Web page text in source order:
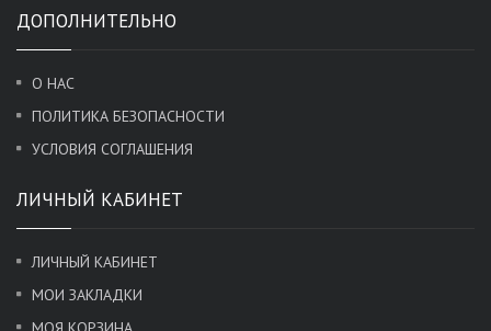
ДОПОЛНИТЕЛЬНО
О НАС
ПОЛИТИКА БЕЗОПАСНОСТИ
УСЛОВИЯ СОГЛАШЕНИЯ
ЛИЧНЫЙ КАБИНЕТ
ЛИЧНЫЙ КАБИНЕТ
МОИ ЗАКЛАДКИ